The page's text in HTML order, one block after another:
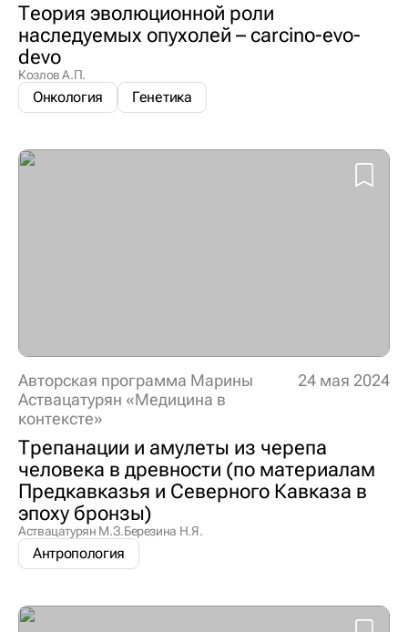
Теория эволюционной роли
наследуемых опухолей – carcino-evo-
devo
Козлов А.П.
Онкология Генетика
Авторская программа Марины
Аствацатурян «Медицина в
контексте»
24 мая 2024
Трепанации и амулеты из черепа
человека в древности (по материалам
Предкавказья и Северного Кавказа в
эпоху бронзы)
Аствацатурян М.З.Березина Н.Я.
Антропология